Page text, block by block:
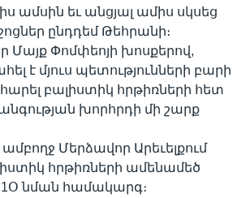
ամսին եւ անցյալ ամիս սկսեց
ընդդեմ Թեհրանի։
Փոմփեոյի խոսքերով,
է մյուս պետությունների բարի
բալիստիկ հրթիռների հետ
խորհրդի մի շարք
Մերձավոր Արեւելքում
հրթիռների ամենամեծ
1Օ նման համակարգ։